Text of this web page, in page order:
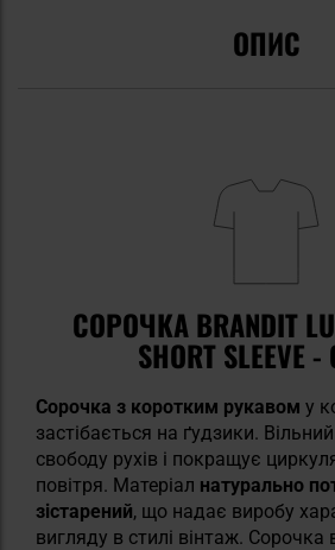
ОПИС
СОРОЧКА BRANDIT
SHORT SLEEVE -
Сорочка з коротким рукавом у
застібається на ґудзики.
свободу рухів і покращує
повітря. Матеріал натурально
зістарений, що надає виробу
вигляду в стилі вінтаж. Сорочка